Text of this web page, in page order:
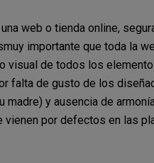
web o tienda online,
importante que toda la
visual de todos los
falta de gusto de los
madre) y ausencia de
vienen por defectos en las